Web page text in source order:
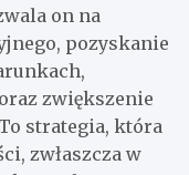
on na
pozyskanie
zwiększenie
strategia, która
zwłaszcza w